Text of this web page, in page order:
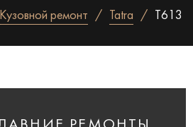
Кузовной ремонт Tatra T613